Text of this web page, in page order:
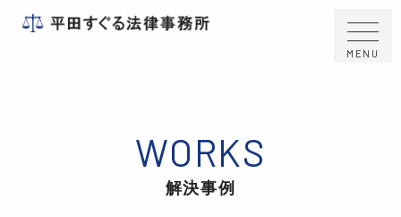
MENU
解決事例